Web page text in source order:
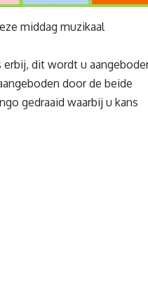
middag muzikaal
dit wordt u
door de beide
gedraaid waarbij u kans